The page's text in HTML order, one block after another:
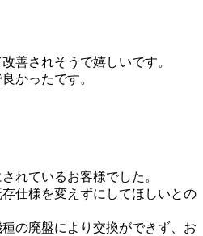
善されそうで嬉しいです。
かったです。
れているお客様でした。
仕様を変えずにしてほしいとの
の廃盤により交換ができず、お